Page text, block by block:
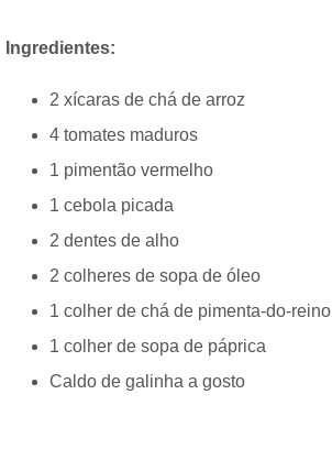
Ingredientes:
2 xícaras de chá de arroz
4 tomates maduros
1 pimentão vermelho
1 cebola picada
2 dentes de alho
2 colheres de sopa de óleo
1 colher de chá de pimenta-do-reino
1 colher de sopa de páprica
Caldo de galinha a gosto